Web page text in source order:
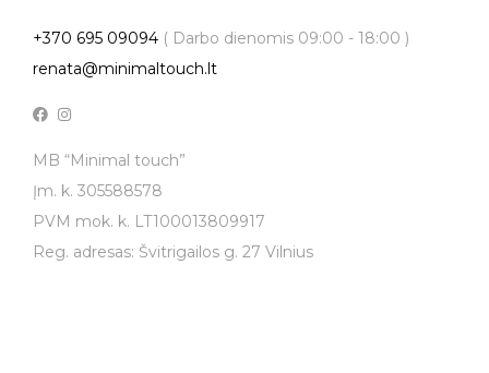
+370 695 09094 ( Darbo dienomis 09:00 - 18:00 )
renata@minimaltouch.lt
MB “Minimal touch”
Įm. k. 305588578
PVM mok. k. LT100013809917
Reg. adresas: Švitrigailos g. 27 Vilnius